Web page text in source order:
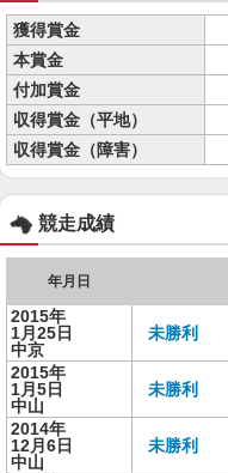
獲得賞金
本賞金
付加賞金
収得賞金（平地）
収得賞金（障害）
競走成績
年月日
2015年
1月25日
中京
未勝利
2015年
1月5日
中山
未勝利
2014年
12月6日
中山
未勝利